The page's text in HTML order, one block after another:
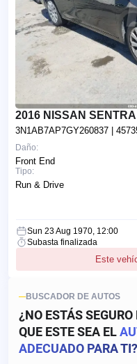
2016 NISSAN SENTRA
3N1AB7AP7GY260837 |
Daño:
Front End
Tipo:
Run & Drive
Sun 23 Aug 1970, 12:00
Subasta finalizada
Este
BUSCADOR DE AUTOS
¿NO ESTÁS SEGURO
QUE ESTE SEA EL
ADECUADO PARA TI?